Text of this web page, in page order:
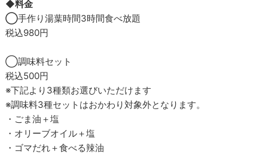
◆料金
◯手作り湯葉時間3時間食べ放題
税込980円
◯調味料セット
税込500円
※下記より3種類お選びいただけます
※調味料3種セットはおかわり対象外となります。
・ごま油＋塩
・オリーブオイル＋塩
・ゴマだれ＋食べる辣油